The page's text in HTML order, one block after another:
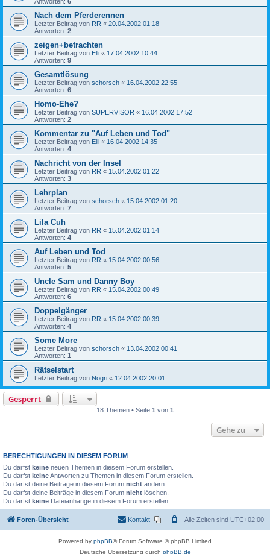
Nach dem Pferderennen
Letzter Beitrag von RR « 20.04.2002 01:18
Antworten: 2
zeigen+betrachten
Letzter Beitrag von Elli « 17.04.2002 10:44
Antworten: 9
Gesamtlösung
Letzter Beitrag von schorsch « 16.04.2002 22:55
Antworten: 6
Homo-Ehe?
Letzter Beitrag von SUPERVISOR « 16.04.2002 17:52
Antworten: 2
Kommentar zu "Auf Leben und Tod"
Letzter Beitrag von Elli « 16.04.2002 14:35
Antworten: 4
Nachricht von der Insel
Letzter Beitrag von RR « 15.04.2002 01:22
Antworten: 3
Lehrplan
Letzter Beitrag von schorsch « 15.04.2002 01:20
Antworten: 7
Lila Cuh
Letzter Beitrag von RR « 15.04.2002 01:14
Antworten: 4
Auf Leben und Tod
Letzter Beitrag von RR « 15.04.2002 00:56
Antworten: 5
Uncle Sam und Danny Boy
Letzter Beitrag von RR « 15.04.2002 00:49
Antworten: 6
Doppelgänger
Letzter Beitrag von RR « 15.04.2002 00:39
Antworten: 4
Some More
Letzter Beitrag von schorsch « 13.04.2002 00:41
Antworten: 1
Rätselstart
Letzter Beitrag von Nogri « 12.04.2002 20:01
Gesperrt
18 Themen • Seite 1 von 1
Gehe zu
BERECHTIGUNGEN IN DIESEM FORUM
Du darfst keine neuen Themen in diesem Forum erstellen.
Du darfst keineAntworten zu Themen in diesem Forum erstellen.
Du darfst deine Beiträge in diesem Forum nicht ändern.
Du darfst deine Beiträge in diesem Forum nicht löschen.
Du darfst keine Dateianhänge in diesem Forum erstellen.
Foren-Übersicht Alle Zeiten sind UTC+02:00
Kontakt
Powered by phpBB® Forum Software © phpBB Limited
Deutsche Übersetzung durch phpBB.de